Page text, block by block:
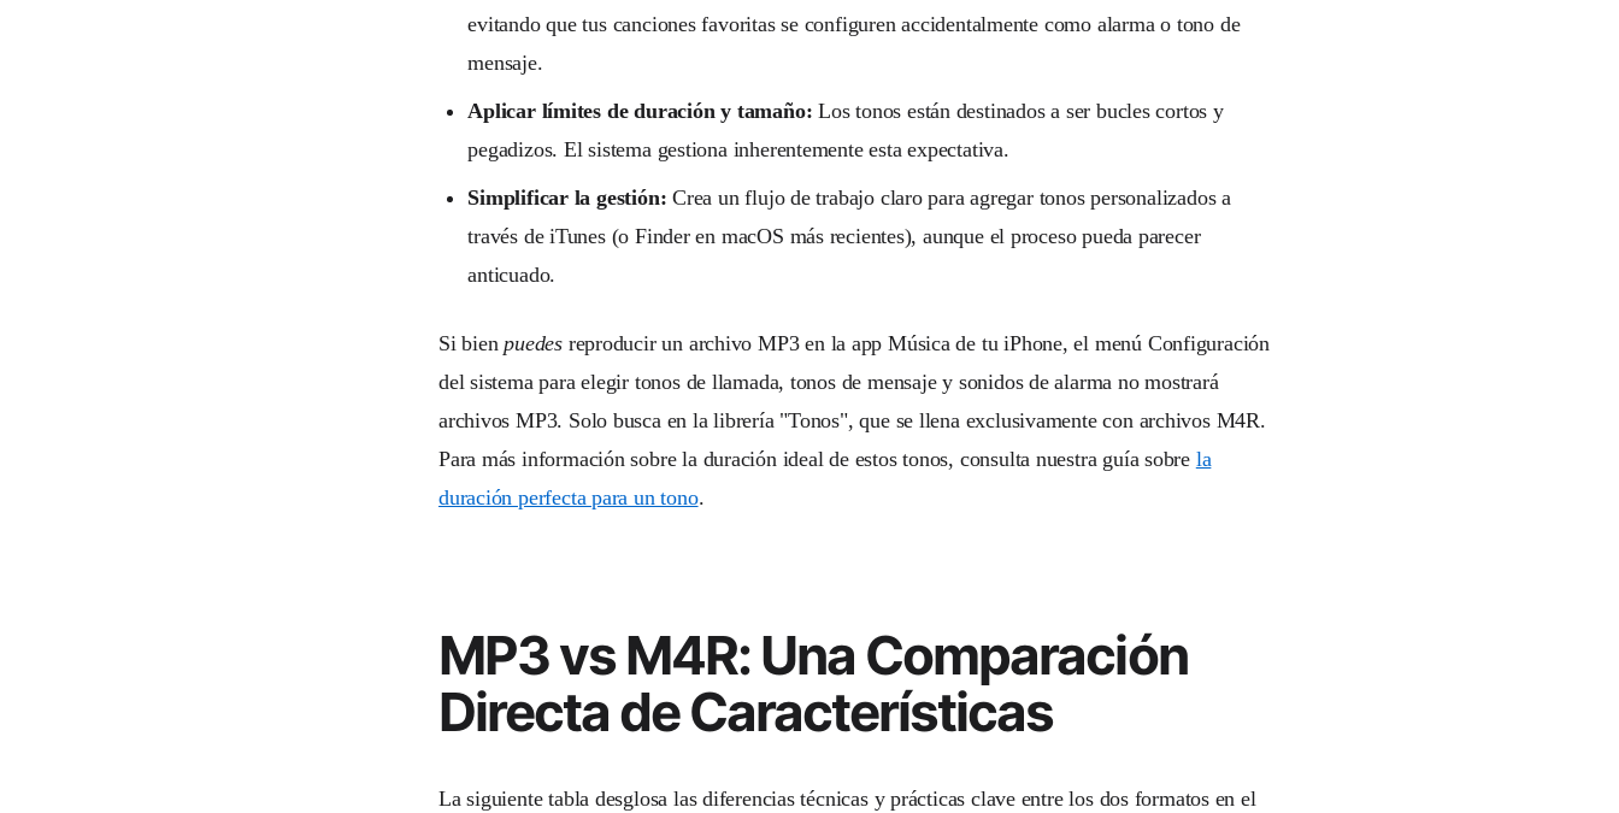
evitando que tus canciones favoritas se configuren accidentalmente como alarma o tono de
mensaje.
Aplicar límites de duración y tamaño: Los tonos están destinados a ser bucles cortos y
pegadizos. El sistema gestiona inherentemente esta expectativa.
Simplificar la gestión: Crea un flujo de trabajo claro para agregar tonos personalizados a
través de iTunes (o Finder en macOS más recientes), aunque el proceso pueda parecer
anticuado.
Si bien puedes reproducir un archivo MP3 en la app Música de tu iPhone, el menú Configuración
del sistema para elegir tonos de llamada, tonos de mensaje y sonidos de alarma no mostrará
archivos MP3. Solo busca en la librería "Tonos", que se llena exclusivamente con archivos M4R.
Para más información sobre la duración ideal de estos tonos, consulta nuestra guía sobre la
duración perfecta para un tono.
MP3 vs M4R: Una Comparación
Directa de Características
La siguiente tabla desglosa las diferencias técnicas y prácticas clave entre los dos formatos en el